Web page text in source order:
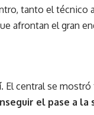
tanto el técnico
afrontan el gran
í. El central se
el pase a la